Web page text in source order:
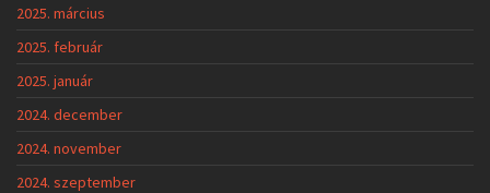
2025. március
2025. február
2025. január
2024. december
2024. november
2024. szeptember